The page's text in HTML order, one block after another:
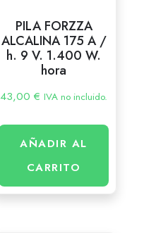
PILA FORZZA
ALCALINA 175 A /
h. 9 V. 1.400 W.
hora
43,00€ IVA no incluido.
AÑADIR AL
CARRITO